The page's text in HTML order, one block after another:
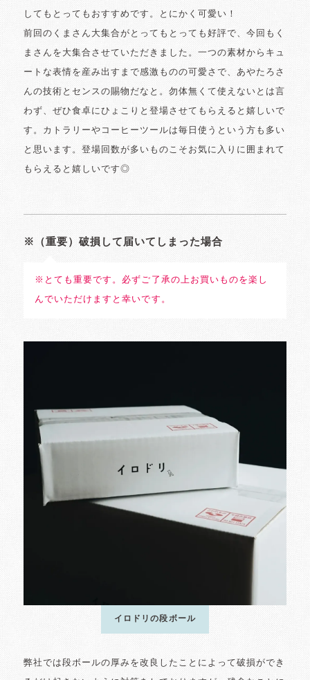
してもとってもおすすめです。とにかく可愛い！
前回のくまさん大集合がとってもとっても好評で、今回もく
まさんを大集合させていただきました。一つの素材からキュ
ートな表情を産み出すまで感激ものの可愛さで、あやたろさ
んの技術とセンスの賜物だなと。勿体無くて使えないとは言
わず、ぜひ食卓にひょこりと登場させてもらえると嬉しいで
す。カトラリーやコーヒーツールは毎日使うという方も多い
と思います。登場回数が多いものこそお気に入りに囲まれて
もらえると嬉しいです◎
※（重要）破損して届いてしまった場合
※とても重要です。必ずご了承の上お買いものを楽し
んでいただけますと幸いです。
イロドリの段ボール
弊社では段ボールの厚みを改良したことによって破損ができ